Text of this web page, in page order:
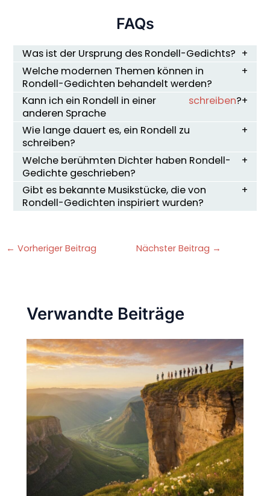
FAQs
Was ist der Ursprung des Rondell-Gedichts?
Welche modernen Themen können in
Rondell-Gedichten behandelt werden?
Kann ich ein Rondell in einer
anderen Sprache
schreiben?
Wie lange dauert es, ein Rondell zu
schreiben?
Welche berühmten Dichter haben Rondell-
Gedichte geschrieben?
Gibt es bekannte Musikstücke, die von
Rondell-Gedichten inspiriert wurden?
← Vorheriger Beitrag Nächster Beitrag →
Verwandte Beiträge